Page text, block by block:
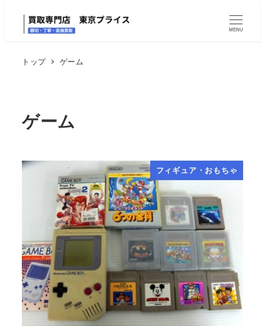
MENU
トップ ゲーム
ゲーム
フィギュア・おもちゃ